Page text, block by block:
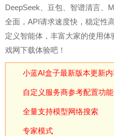
DeepSeek、豆包、智谱清言、
全面，API请求速度快，稳定性
定义智能体，丰富大家的使用
戏网下载体验吧！
小蓝AI盒子最新版本更新内
自定义服务商参考配置功能
全量支持模型网络搜索
专家模式